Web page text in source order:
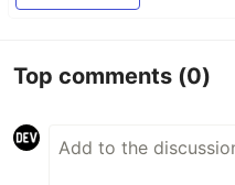
Top comments (0)